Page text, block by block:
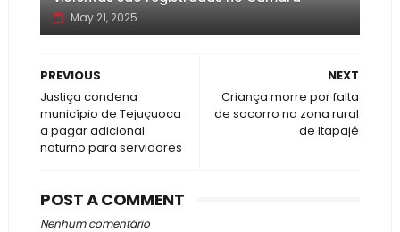
May 21, 2025
NEXT
Criança morre por falta
de socorro na zona rural
de Itapajé
PREVIOUS
Justiça condena
município de Tejuçuoca
a pagar adicional
noturno para servidores
POST A COMMENT
Nenhum comentário